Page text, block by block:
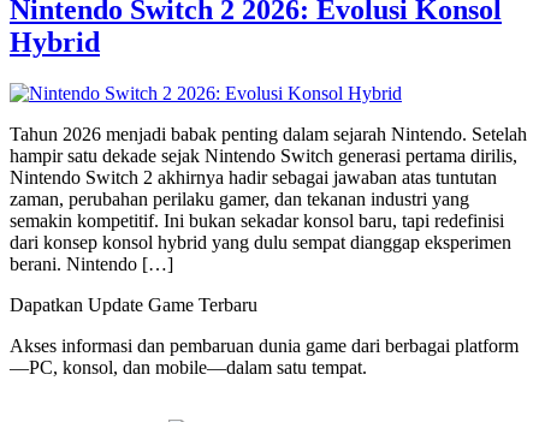
Nintendo Switch 2 2026: Evolusi Konsol
Hybrid
Tahun 2026 menjadi babak penting dalam sejarah Nintendo. Setelah
hampir satu dekade sejak Nintendo Switch generasi pertama dirilis,
Nintendo Switch 2 akhirnya hadir sebagai jawaban atas tuntutan
zaman, perubahan perilaku gamer, dan tekanan industri yang
semakin kompetitif. Ini bukan sekadar konsol baru, tapi redefinisi
dari konsep konsol hybrid yang dulu sempat dianggap eksperimen
berani. Nintendo […]
Dapatkan Update Game Terbaru
Akses informasi dan pembaruan dunia game dari berbagai platform
—PC, konsol, dan mobile—dalam satu tempat.